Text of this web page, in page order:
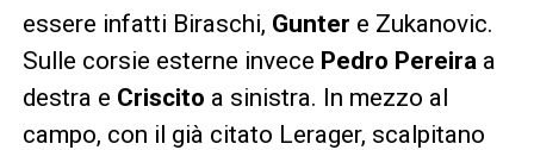
essere infatti Biraschi, Gunter e Zukanovic.
Sulle corsie esterne invece Pedro Pereira a
destra e Criscito a sinistra. In mezzo al
campo, con il già citato Lerager, scalpitano